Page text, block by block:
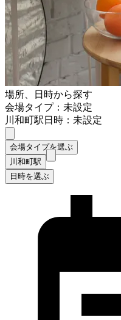
場所、日時から探す
会場タイプ：未設定
川和町駅日時：未設定
会場タイプを選ぶ
川和町駅
日時を選ぶ